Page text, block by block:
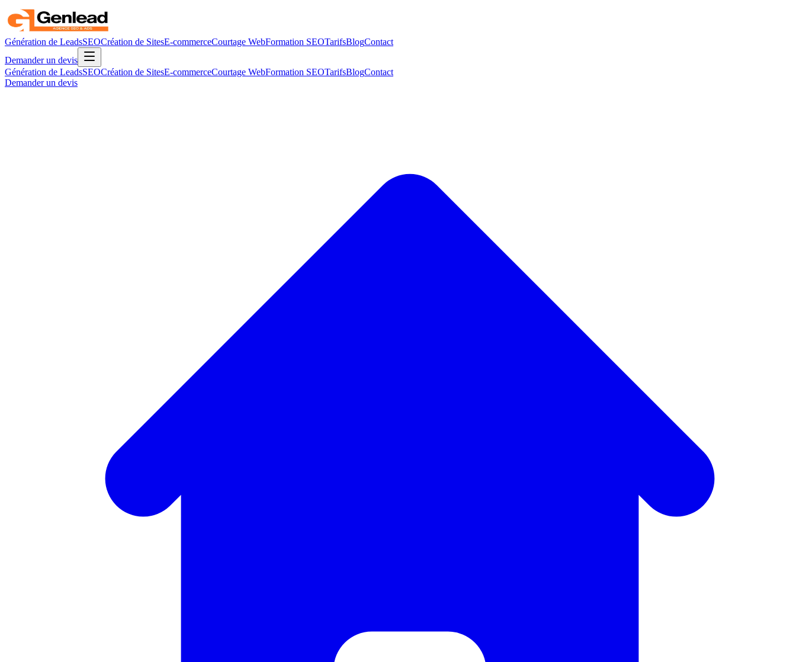
Génération de LeadsSEOCréation de SitesE-commerceCourtage WebFormation SEOTarifsBlogContact
Demander un devis
Génération de LeadsSEOCréation de SitesE-commerceCourtage WebFormation SEOTarifsBlogContact
Demander un devis